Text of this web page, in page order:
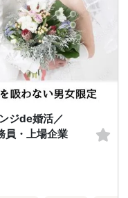
ジde婚活／
員・上場企業